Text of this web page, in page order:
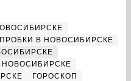
ПРОБКИ В НОВОСИБИРСКЕ
НОВОСИБИРСКЕ
ГОРОСКОП